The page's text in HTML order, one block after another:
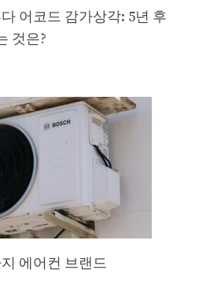
어코드 감가상각: 5년 후
것은?
에어컨 브랜드